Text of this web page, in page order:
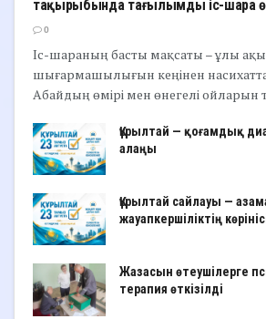
тақырыбында тағылымды іс-шара
0
Іс-шараның басты мақсаты – ұлы
шығармашылығын кеңінен
Абайдың өмірі мен өнегелі ойларын
Құрылтай — қоғамдық
алаңы
Құрылтай сайлауы —
жауапкершіліктің
Жазасын өтеушілерге
терапия өткізілді